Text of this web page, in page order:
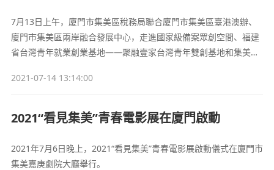
7月13日上午，廈門市集美區稅務局聯合廈門市集美區臺港澳辦、
廈門市集美區兩岸融合發展中心，走進國家級備案眾創空間、福建
省台灣青年就業創業基地——聚融壹家台灣青年雙創基地和集美區
專項行動，為創業台青宣講稅收政策。
2021-07-14 13:14:00
2021“看見集美”青春電影展在廈門啟動
2021年7月6日晚上，2021“看見集美”青春電影展啟動儀式在廈門市
集美嘉庚劇院大廳舉行。